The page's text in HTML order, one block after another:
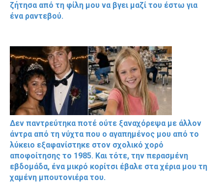
ζήτησα από τη φίλη μου να βγει μαζί του έστω για
ένα ραντεβού.
Δεν παντρεύτηκα ποτέ ούτε ξαναχόρεψα με άλλον
άντρα από τη νύχτα που ο αγαπημένος μου από το
λύκειο εξαφανίστηκε στον σχολικό χορό
αποφοίτησης το 1985. Και τότε, την περασμένη
εβδομάδα, ένα μικρό κορίτσι έβαλε στα χέρια μου τη
χαμένη μπουτονιέρα του.